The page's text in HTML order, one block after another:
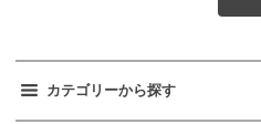
カテゴリーから探す